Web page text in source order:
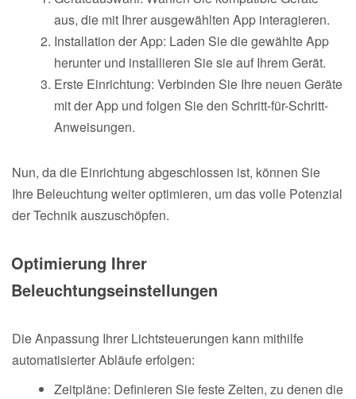
aus, die mit Ihrer ausgewählten App interagieren.
Installation der App: Laden Sie die gewählte App
herunter und installieren Sie sie auf Ihrem Gerät.
Erste Einrichtung: Verbinden Sie Ihre neuen Geräte
mit der App und folgen Sie den Schritt-für-Schritt-
Anweisungen.
Nun, da die Einrichtung abgeschlossen ist, können Sie
Ihre Beleuchtung weiter optimieren, um das volle Potenzial
der Technik auszuschöpfen.
Optimierung Ihrer
Beleuchtungseinstellungen
Die Anpassung Ihrer Lichtsteuerungen kann mithilfe
automatisierter Abläufe erfolgen:
Zeitpläne: Definieren Sie feste Zeiten, zu denen die